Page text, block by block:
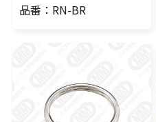
品番：RN-BR